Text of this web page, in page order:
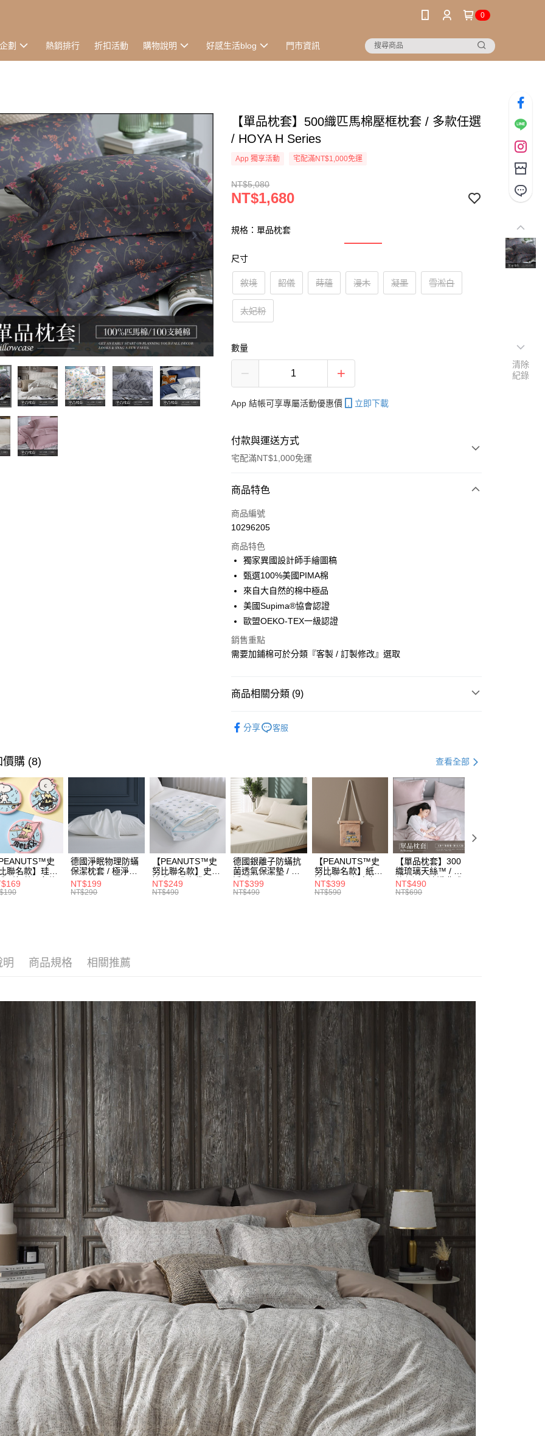
0
劃 熱銷排行 折扣活動 購物說明 好感生活blog 門市資訊
【單品枕套】500織匹馬棉壓框枕套 / 多款任選
/ HOYA H Series
App 獨享活動 宅配滿NT$1,000免運
NT$5,080
NT$1,680
規格：單品枕套
尺寸
敘境 韶儀 蒔蘊 漫木 凝墨 雪淞白
太妃粉
數量
App 結帳可享專屬活動優惠價 立即下載
付款與運送方式
宅配滿NT$1,000免運
付款方式
信用卡一次付款
3 期 0 利率 每期 NT$560
合作金庫商業銀行
華南商業銀行
國泰世華商業銀行
臺灣中小企業銀行
匯豐（台灣）商業銀行
聯邦商業銀行
遠東國際商業銀行
台新國際商業銀行
台灣樂天信用卡公司
LINE Pay
街口支付
悠遊付
全盈+PAY
相關說明
2.付款方式選擇「大哥付你分期」，訂單成立後會自動跳轉到大哥付的交易
完成交易。
3.實際核准額度、可分期數及費用金額請依後續交易確認頁面所載為準。
4.訂單成立30分鐘內，如未前往確認交易或遇審核未通過，訂單將自動取
消。如遇「轉專審核」未通過狀況，表示未達大哥付你分期系統評分，恕
無法說明評估內容。
【繳款方式說明】
1.分期款項不併入電信帳單，「大哥付你分期」於每月結算日後寄送繳費提
醒簡訊。
2.透過簡訊連結打開帳單後，可選擇「超商條碼／台灣大直營門市／銀行轉
帳／街口支付／iPASS MONEY」等通路繳費。
AFTEE先享後付是「在收到商品之後才付款」的支付方式。 讓您購物簡單
便利好安心！
１．簡單：不需註冊會員、不需綁卡、不需儲值。
２．便利：只要手機號碼，簡訊認證，即可結帳。
３．安心：先確認商品／服務後，再付款。
【「AFTEE先享後付」結帳流程】
１．於結帳方式選擇「AFTEE先享後付」後，將跳轉至「AFTEE先享後
付」結帳頁面，進行簡訊認證並確認金額後，即可完成結帳。
２．訂單成立數日內，您將收到繳費通知簡訊。
３．收到繳費通知簡訊後14天內，點擊此簡訊中的連結，可透過四大超商
１．透過由恩沛科技股份有限公司提供之「AFTEE先享後付」服務完成之
交易，需依本服務之必要範圍內提供個人資料，並將交易相關給付款項請
求債權轉讓予恩沛科技股份有限公司。
２．關於個人資料處理事宜，請瀏覽以下網址：
https://aftee.tw/terms/#terms3
３．未成年的使用者請事先徵得法定代理人或監護人之同意方可使用
「AFTEE先享後付」，若未經同意申辦者引起之損失，本公司不負相關責
４．使用「AFTEE先享後付」時，將依據個別帳號之用戶狀況，依本公司
即時審查核予不同之上限額度；若仍有額度不足之情形，本公司將視審查
結果請求用戶進行身份認證。
５．嚴禁一人註冊多個帳號或使用他人資訊註冊。若發現惡意使用之情
形，恩沛科技股份有限公司將有權停止該用戶之使用額度並採取法律行
動。
ATM付款
運送方式
宅配
每筆NT$100，滿NT$1,000(含以上)免運費
門市取貨(到店通知)
商品特色
商品編號
10296205
商品特色
獨家異國設計師手繪圖稿
甄選100%美國PIMA棉
來自大自然的棉中極品
美國Supima®協會認證
歐盟OEKO-TEX一級認證
銷售重點
需要加鋪棉可於分類『客製 / 訂製修改』選取
商品相關分類 (9)
依風格挑選 花卉
材質 / 純棉 匹馬棉
依色系挑選 藍色系
依色系挑選 綠色系
依色系挑選 粉色系
【COTTON】純棉系列推薦 尊榮享受｜埃及棉 匹馬棉
分享 客服
價購 (8) 查看全部
史
聯名款】珪藻
型杯墊 / 多款
/ HOYACASA
德國淨眠物理防蟎
保潔枕套 / 極淨睡
眠 / HOYACASA
NT$199
NT$290
【PEANUTS™史
努比聯名款】史努
比寢具洗衣袋 /
HOYACASA
NT$249
NT$490
德國銀離子防蟎抗
菌透氣保潔墊 / 極
淨睡眠 /
HOYACASA
NT$399
NT$490
【PEANUTS™史
努比聯名款】紙袋
造型2way帆布包 /
黃色校車 /
NT$399
NT$590
【單品枕套】300
織琉璃天絲™ / 多
款任選 / 清淺典雅
系列 / HOYACASA
NT$490
NT$690
明 商品規格 相關推薦
清除
紀錄